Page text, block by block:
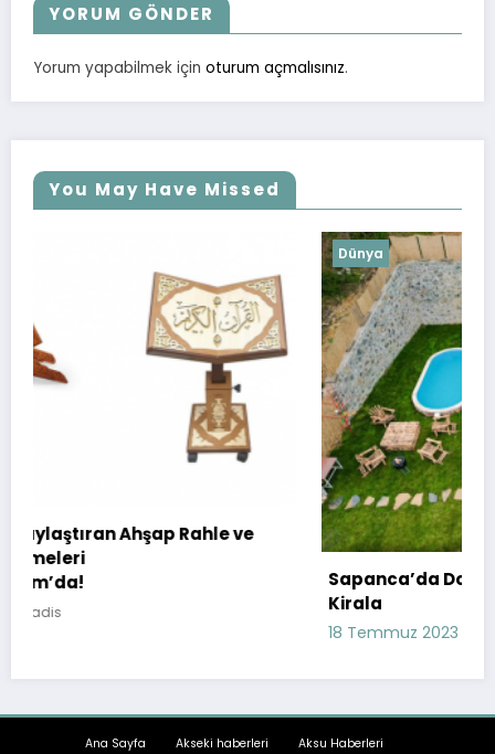
YORUM GÖNDER
Yorum yapabilmek için oturum açmalısınız.
You May Have Missed
Sapanca’da Doğa ile İç İçe Bir Tatil: Bungalov